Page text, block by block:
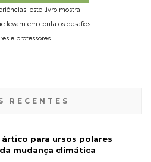
este livro mostra
levam em conta os desafios
e professores.
RECENTES
para ursos polares
mudança climática